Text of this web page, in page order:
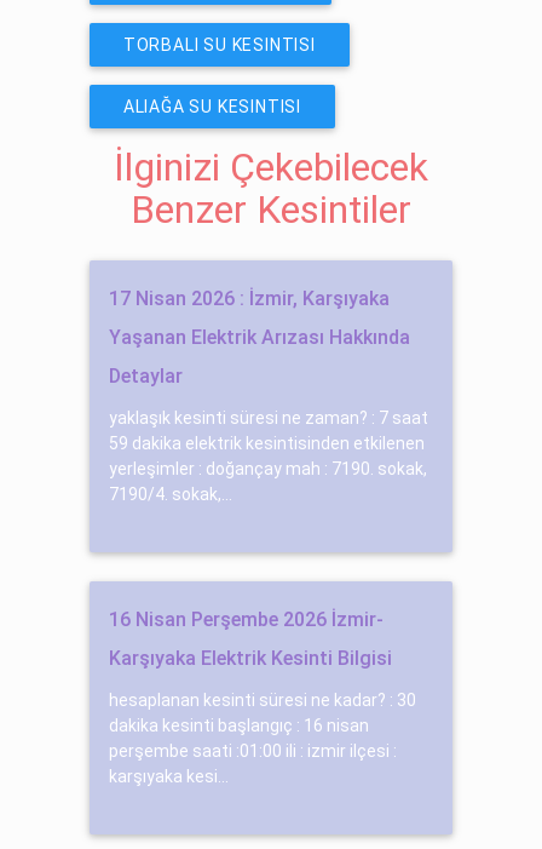
TORBALI SU KESINTISI
ALIAĞA SU KESINTISI
İlginizi Çekebilecek
Benzer Kesintiler
17 Nisan 2026 : İzmir, Karşıyaka
Yaşanan Elektrik Arızası Hakkında
Detaylar
yaklaşık kesinti süresi ne zaman? : 7 saat
59 dakika elektrik kesintisinden etkilenen
yerleşimler : doğançay mah : 7190. sokak,
7190/4. sokak,...
16 Nisan Perşembe 2026 İzmir-
Karşıyaka Elektrik Kesinti Bilgisi
hesaplanan kesinti süresi ne kadar? : 30
dakika kesinti başlangıç : 16 nisan
perşembe saati :01:00 ili : izmir ilçesi :
karşıyaka kesi...